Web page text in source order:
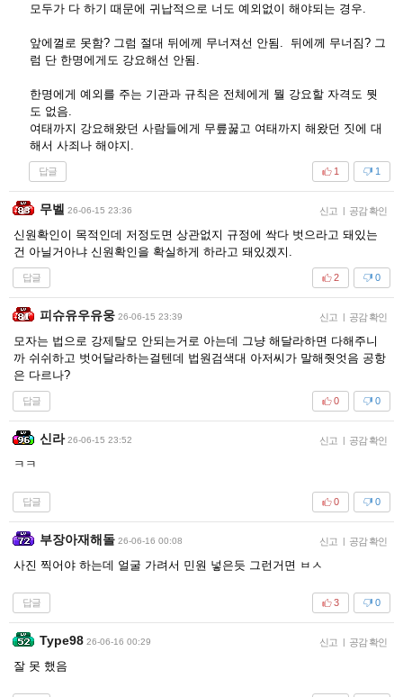
모두가 다 하기 때문에 귀납적으로 너도 예외없이 해야되는 경우.
앞에껄로 못함? 그럼 절대 뒤에께 무너져선 안됨. 뒤에께 무너짐? 그
럼 단 한명에게도 강요해선 안됨.
한명에게 예외를 주는 기관과 규칙은 전체에게 뭘 강요할 자격도 뭣
도 없음.
여태까지 강요해왔던 사람들에게 무릎꿇고 여태까지 해왔던 짓에 대
해서 사죄나 해야지.
답글 1
1
무벨 26-06-15 23:36 신고 | 공감 확인
신원확인이 목적인데 저정도면 상관없지 규정에 싹다 벗으라고 돼있는
건 아닐거아냐 신원확인을 확실하게 하라고 돼있겠지.
답글 0
2
피슈유우유웅 26-06-15 23:39 신고 | 공감 확인
모자는 법으로 강제탈모 안되는거로 아는데 그냥 해달라하면 다해주니
까 쉬쉬하고 벗어달라하는걸텐데 법원검색대 아저씨가 말해줫엇음 공항
은 다르나?
답글 0
0
신라 26-06-15 23:52 신고 | 공감 확인
ㅋㅋ
답글 0
0
부장아재해돌 26-06-16 00:08 신고 | 공감 확인
사진 찍어야 하는데 얼굴 가려서 민원 넣은듯 그런거면 ㅂㅅ
답글 0
3
Type98 26-06-16 00:29 신고 | 공감 확인
잘 못 했음